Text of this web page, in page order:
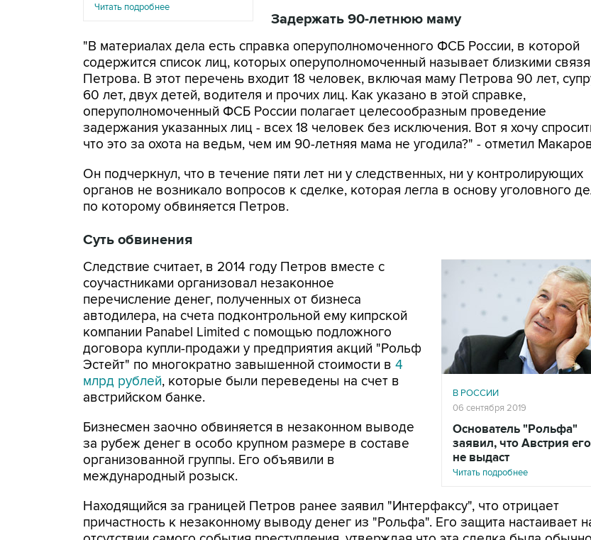
Читать подробнее
Задержать 90-летнюю маму
"В материалах дела есть справка оперуполномоченного ФСБ России, в которой
содержится список лиц, которых оперуполномоченный называет близкими
Петрова. В этот перечень входит 18 человек, включая маму Петрова 90 лет,
60 лет, двух детей, водителя и прочих лиц. Как указано в этой справке,
оперуполномоченный ФСБ России полагает целесообразным проведение
задержания указанных лиц - всех 18 человек без исключения. Вот я хочу
что это за охота на ведьм, чем им 90-летняя мама не угодила?" - отметил
Он подчеркнул, что в течение пяти лет ни у следственных, ни у контролирующих
органов не возникало вопросов к сделке, которая легла в основу уголовного
по которому обвиняется Петров.
Суть обвинения
В РОССИИ
06 сентября 2019
Основатель "Рольфа"
заявил, что Австрия его
не выдаст
Читать подробнее
Следствие считает, в 2014 году Петров вместе с
соучастниками организовал незаконное
перечисление денег, полученных от бизнеса
автодилера, на счета подконтрольной ему кипрской
компании Panabel Limited с помощью подложного
договора купли-продажи у предприятия акций "Рольф
Эстейт" по многократно завышенной стоимости в 4
млрд рублей, которые были переведены на счет в
австрийском банке.
Бизнесмен заочно обвиняется в незаконном выводе
за рубеж денег в особо крупном размере в составе
организованной группы. Его объявили в
международный розыск.
Находящийся за границей Петров ранее заявил "Интерфаксу", что отрицает
причастность к незаконному выводу денег из "Рольфа". Его защита настаивает